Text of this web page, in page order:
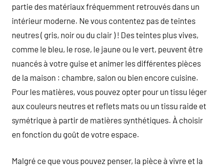
partie des matériaux fréquemment retrouvés dans un
intérieur moderne. Ne vous contentez pas de teintes
neutres ( gris, noir ou du clair ) ! Des teintes plus vives,
comme le bleu, le rose, le jaune ou le vert, peuvent être
nuancés à votre guise et animer les différentes pièces
de la maison : chambre, salon ou bien encore cuisine.
Pour les matières, vous pouvez opter pour un tissu léger
aux couleurs neutres et reflets mats ou un tissu raide et
symétrique à partir de matières synthétiques. À choisir
en fonction du goût de votre espace.
Malgré ce que vous pouvez penser, la pièce à vivre et la